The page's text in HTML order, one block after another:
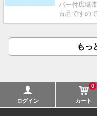
バー付広域
古品ですの
もっ
ログイン
0
カート